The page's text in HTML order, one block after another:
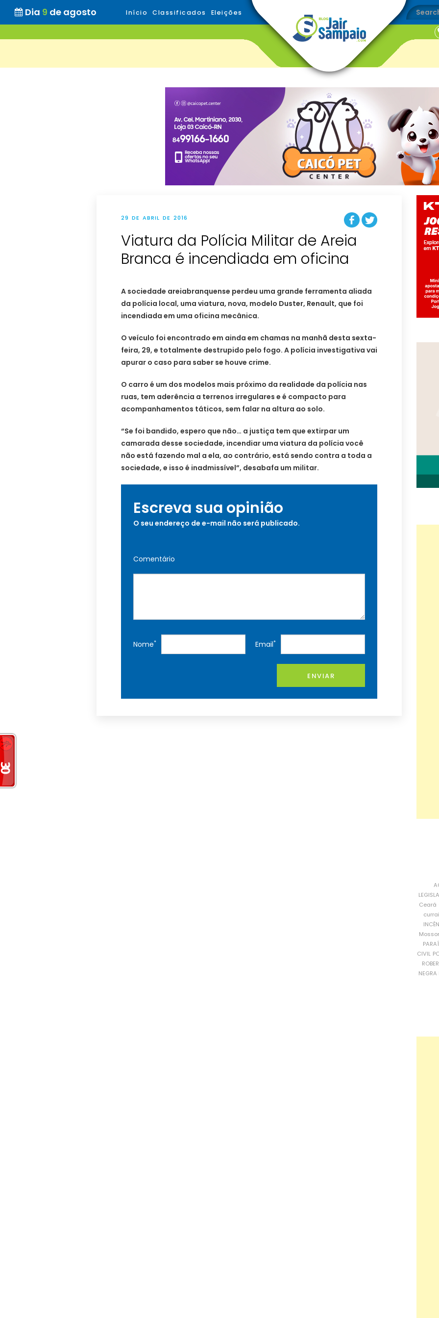
Dia 9 de agosto Início Classificados Eleições
29 DE ABRIL DE 2016
Viatura da Polícia Militar de Areia
Branca é incendiada em oficina
A sociedade areiabranquense perdeu uma grande ferramenta aliada
da polícia local, uma viatura, nova, modelo Duster, Renault, que foi
incendiada em uma oficina mecânica.
O veículo foi encontrado em ainda em chamas na manhã desta sexta-
feira, 29, e totalmente destrupido pelo fogo. A polícia investigativa vai
apurar o caso para saber se houve crime.
O carro é um dos modelos mais próximo da realidade da polícia nas
ruas, tem aderência a terrenos irregulares e é compacto para
acompanhamentos táticos, sem falar na altura ao solo.
“Se foi bandido, espero que não… a justiça tem que extirpar um
camarada desse sociedade, incendiar uma viatura da polícia você
não está fazendo mal a ela, ao contrário, está sendo contra a toda a
sociedade, e isso é inadmissível”, desabafa um militar.
Escreva sua opinião
O seu endereço de e-mail não será publicado.
Comentário
Nome* Email*
ENVIAR
Ceará
CIVIL
NEGRA